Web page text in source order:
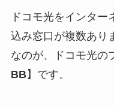
ドコモ光をインター
込み窓口が複数あり
なのが、ドコモ光の
BB】です。